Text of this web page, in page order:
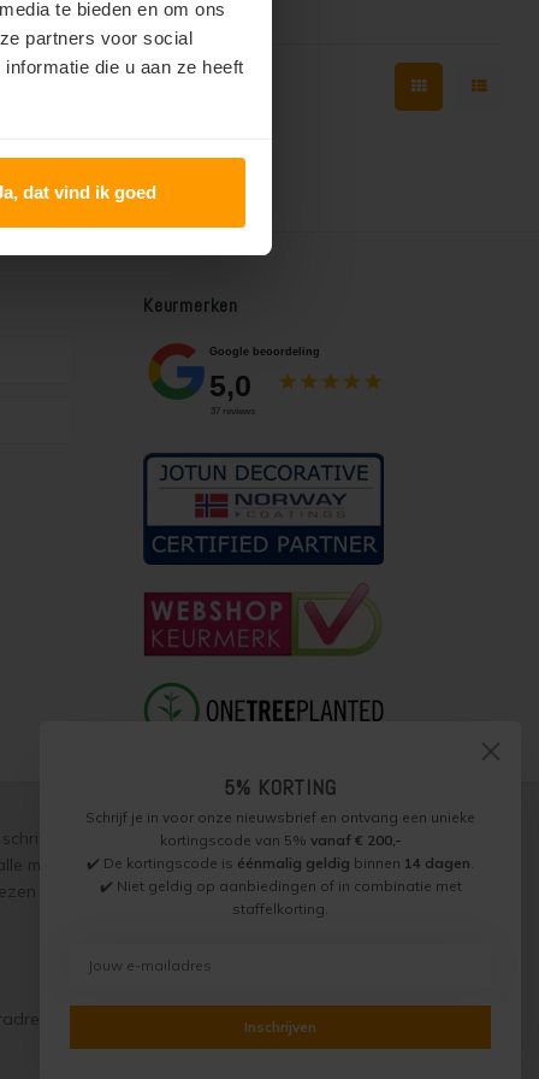
te bieden en om ons
partners voor social
die u aan ze heeft
dat vind ik goed
Keurmerken
toestemming, over te nemen, te vermenigvuldigen of
met ons gesloten overeenkomsten gelden onzegarantie,
worden naar beste weten verstrekt, toepassing is altijd op
5% KORTING
Schrijf je in voor onze nieuwsbrief en ontvang een unieke
kortingscode van 5% vanaf € 200,-
✔️ De kortingscode is éénmalig geldig binnen 14 dagen.
✔️ Niet geldig op aanbiedingen of in combinatie met
staffelkorting.
Inschrijven